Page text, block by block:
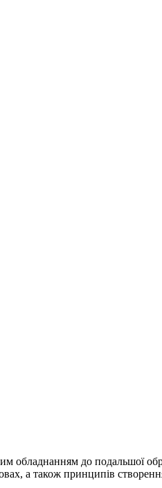
обладнанням до подальшої
а також принципів створення